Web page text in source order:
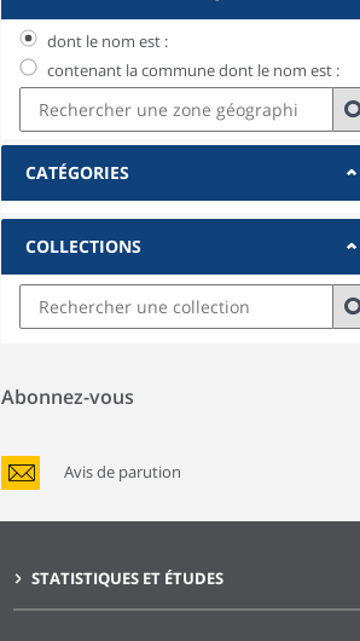
dont le nom est :
contenant la commune dont le nom est :
CATÉGORIES
COLLECTIONS
Abonnez-vous
Avis de parution
STATISTIQUES ET ÉTUDES